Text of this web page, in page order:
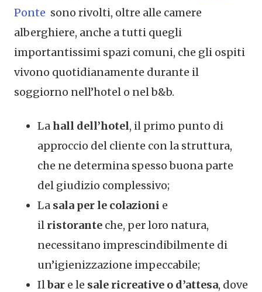
Ponte sono rivolti, oltre alle camere
alberghiere, anche a tutti quegli
importantissimi spazi comuni, che gli ospiti
vivono quotidianamente durante il
soggiorno nell’hotel o nel b&b.
Lahall dell’hotel, il primo punto di
approccio del cliente con la struttura,
che ne determina spesso buona parte
del giudizio complessivo;
La sala per le colazioni e
il ristorante che, per loro natura,
necessitano imprescindibilmente di
un’igienizzazione impeccabile;
Ilbar e le sale ricreative o d’attesa, dove